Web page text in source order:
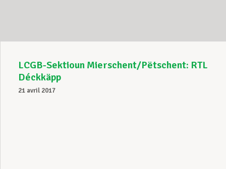
LCGB-Sektioun Mierschent/Pëtschent: RTL
Déckkäpp
21 avril 2017